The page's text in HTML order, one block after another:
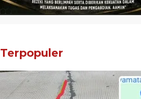
Terpopuler